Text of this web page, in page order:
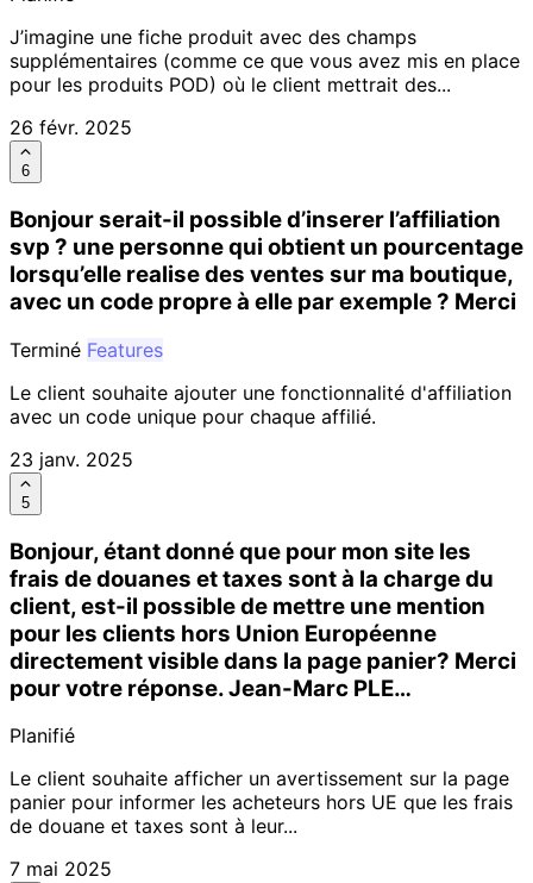
J’imagine une fiche produit avec des champs
supplémentaires (comme ce que vous avez mis en place
pour les produits POD) où le client mettrait des...
26 févr. 2025
6
Bonjour serait-il possible d’inserer l’affiliation
svp ? une personne qui obtient un pourcentage
lorsqu’elle realise des ventes sur ma boutique,
avec un code propre à elle par exemple ? Merci
Terminé Features
Le client souhaite ajouter une fonctionnalité d'affiliation
avec un code unique pour chaque affilié.
23 janv. 2025
5
Bonjour, étant donné que pour mon site les
frais de douanes et taxes sont à la charge du
client, est-il possible de mettre une mention
pour les clients hors Union Européenne
directement visible dans la page panier? Merci
pour votre réponse. Jean-Marc PLE…
Planifié
Le client souhaite afficher un avertissement sur la page
panier pour informer les acheteurs hors UE que les frais
de douane et taxes sont à leur...
7 mai 2025